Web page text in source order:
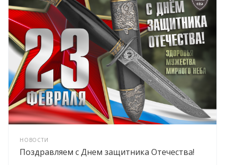
НОВОСТИ
Поздравляем с Днем защитника Отечества!